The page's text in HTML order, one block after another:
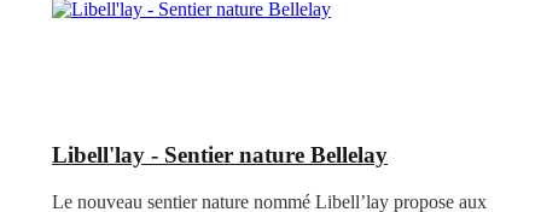
Libell'lay - Sentier nature Bellelay
Le nouveau sentier nature nommé Libell’lay propose aux